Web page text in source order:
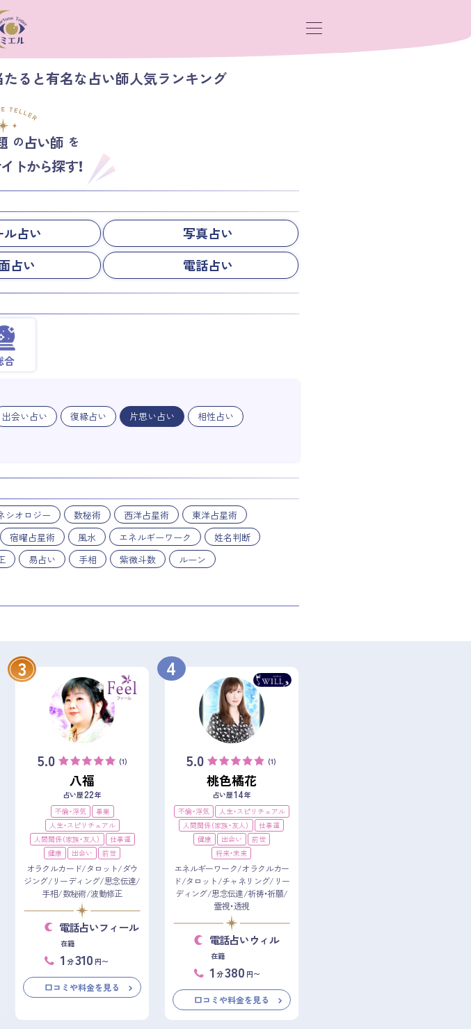
たると有名な占い師人気ランキング
の占い師 を
トから探す！
ル占い
写真占い
占い 電話占い
合
出会い占い 復縁占い 片思い占い
相性占い
シオロジー 数秘術 西洋占星術
東洋占星術
宿曜占星術 風水 エネルギーワーク
姓名判断
易占い 手相 紫微斗数
ルーン
3
5.0 (1)
八福
占い歴22年
不倫・浮気
事業
人生・スピリチュアル
人間関係（家族・友人）
仕事運
健康
出会い 前世
オラクルカード/タロット/ダウ
ジング/リーディング/思念伝達/
手相/数秘術/波動修正
電話占いフィール
在籍
1 分310 円〜
口コミや料金を見る
4
5.0 (1)
桃色橘花
占い歴14年
不倫・浮気
人生・スピリチュアル
人間関係（家族・友人）
仕事運
健康
出会い
前世
将来・未来
エネルギーワーク/オラクルカー
ド/タロット/チャネリング/リー
ディング/思念伝達/祈祷・祈願/
霊視・透視
電話占いウィル
在籍
1 分380 円〜
口コミや料金を見る